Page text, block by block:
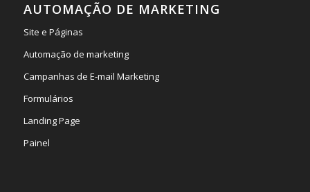
AUTOMAÇÃO DE MARKETING
Site e Páginas
Automação de marketing
Campanhas de E-mail Marketing
Formulários
Landing Page
Painel